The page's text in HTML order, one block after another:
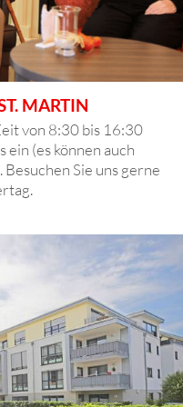
MARTIN
von 8:30 bis 16:30
ein (es können auch
Sie uns gerne